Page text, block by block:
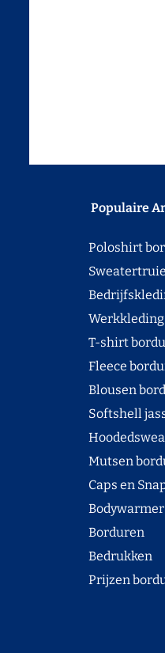
Populaire
Poloshirt
Sweatertruien
Bedrijfskleding
Werkkleding
T-shirt
Fleece
Blousen
Softshell
Mutsen
Caps en
Bodywarmer
Bedrukken
Prijzen